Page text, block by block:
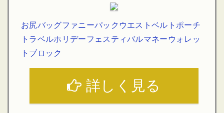
お尻バッグファニーパックウエストベルトポーチ
トラベルホリデーフェスティバルマネーウォレッ
トブロック
詳しく見る